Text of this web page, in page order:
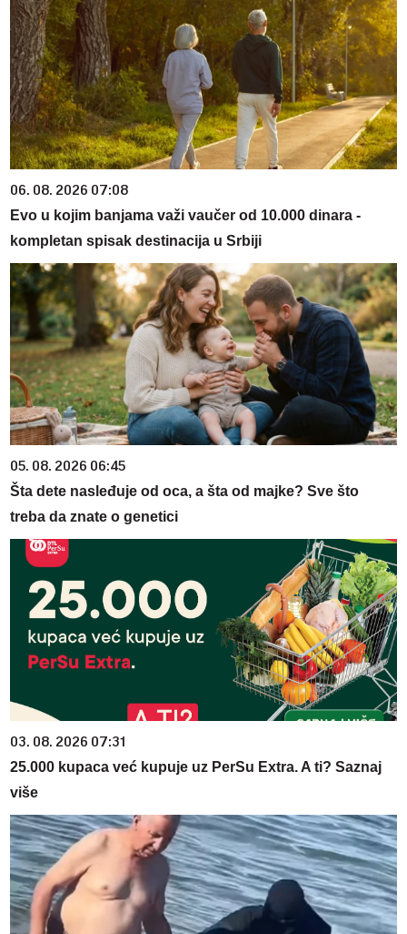
06. 08. 2026 07:08
Evo u kojim banjama važi vaučer od 10.000 dinara -
kompletan spisak destinacija u Srbiji
05. 08. 2026 06:45
Šta dete nasleđuje od oca, a šta od majke? Sve što
treba da znate o genetici
03. 08. 2026 07:31
25.000 kupaca već kupuje uz PerSu Extra. A ti? Saznaj
više